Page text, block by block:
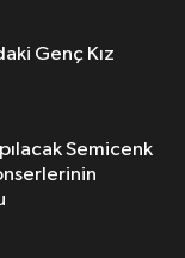
Genç Kız
Semicenk